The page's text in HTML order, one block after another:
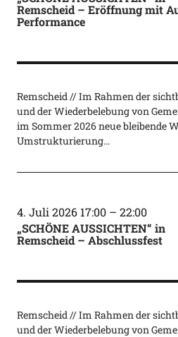
Remscheid – Eröffnung mit
Performance
Remscheid // Im Rahmen der
und der Wiederbelebung von
im Sommer 2026 neue bleibende
Umstrukturierung…
4. Juli 2026 17:00– 22:00
„SCHÖNE AUSSICHTEN“ in
Remscheid – Abschlussfest
Remscheid // Im Rahmen der
und der Wiederbelebung von